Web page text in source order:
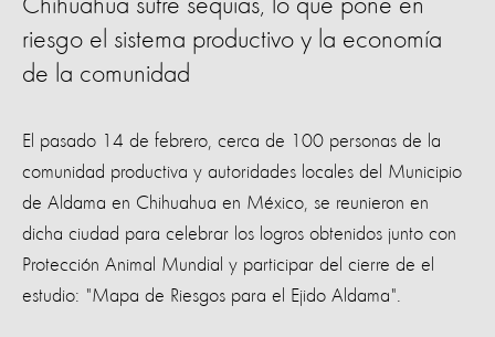
Chihuahua sufre sequías, lo que pone en
riesgo el sistema productivo y la economía
de la comunidad
El pasado 14 de febrero, cerca de 100 personas de la
comunidad productiva y autoridades locales del Municipio
de Aldama en Chihuahua en México, se reunieron en
dicha ciudad para celebrar los logros obtenidos junto con
Protección Animal Mundial y participar del cierre de el
estudio: "Mapa de Riesgos para el Ejido Aldama".